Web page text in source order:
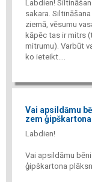
Labdien!
sakara.
ziemā, vēsumu
kāpēc tas ir mitrs
mitrumu). Varbūt
ko ieteikt....
Vai apsildāmu
zem
Labdien!
Vai apsildāmu
ģipškartona